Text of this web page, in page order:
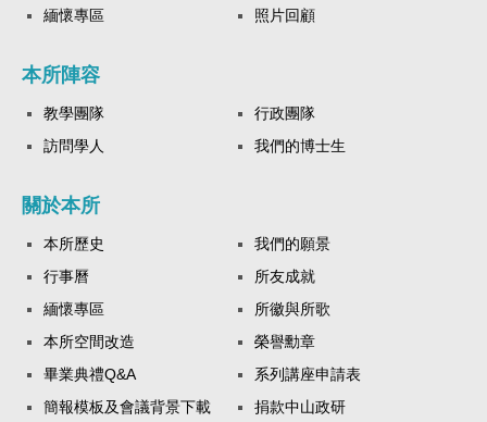
緬懷專區
照片回顧
本所陣容
教學團隊
行政團隊
訪問學人
我們的博士生
關於本所
本所歷史
我們的願景
行事曆
所友成就
緬懷專區
所徽與所歌
本所空間改造
榮譽勳章
畢業典禮Q&A
系列講座申請表
簡報模板及會議背景下載
捐款中山政研